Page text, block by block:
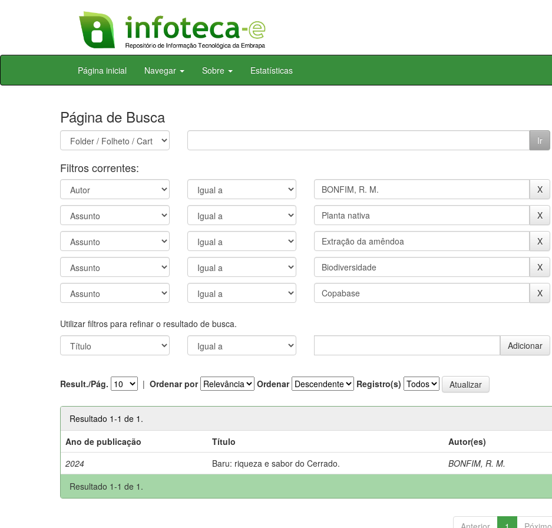
Skip
Página inicial Navegar Sobre Estatísticas
Página de Busca
Filtros correntes:
Utilizar filtros para refinar o resultado de busca.
Result./Pág. | Ordenar por Ordenar Registro(s)
Resultado 1-1 de 1.
Ano de publicação
Título
Autor(es)
2024
Baru: riqueza e sabor do Cerrado.
BONFIM, R. M.
Resultado 1-1 de 1.